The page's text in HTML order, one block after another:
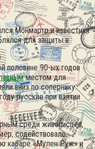
Монмартр и известная
для защиты в
половине 90-ых годов
местом для
вниз по сопернику.
русские при взятии
среди живописцев,
содействовало
кабаре «Мулен Руж» и